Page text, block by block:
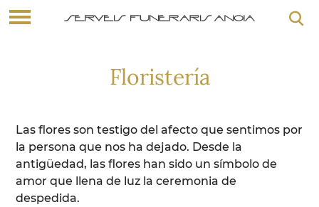
Floristería
Las flores son testigo del afecto que sentimos por
la persona que nos ha dejado. Desde la
antigüedad, las flores han sido un símbolo de
amor que llena de luz la ceremonia de
despedida.